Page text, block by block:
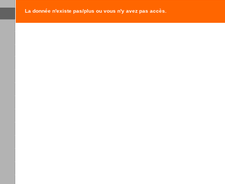
La donnée n'existe pas/plus ou vous n'y avez pas accès.